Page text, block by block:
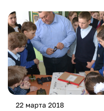
22 марта 2018